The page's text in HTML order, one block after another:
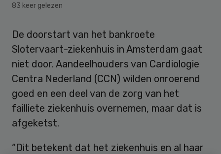
83 keer gelezen
De doorstart van het bankroete
Slotervaart-ziekenhuis in Amsterdam gaat
niet door. Aandeelhouders van Cardiologie
Centra Nederland (CCN) wilden onroerend
goed en een deel van de zorg van het
failliete ziekenhuis overnemen, maar dat is
afgeketst.
“Dit betekent dat het ziekenhuis en al haar